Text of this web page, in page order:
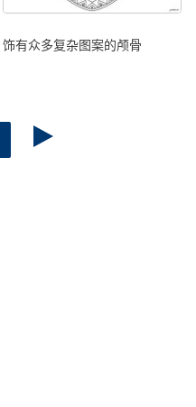
饰有众多复杂图案的颅骨